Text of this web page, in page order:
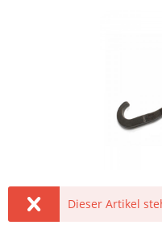
Dieser Artikel